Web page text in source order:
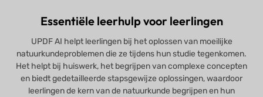
Essentiële leerhulp voor leerlingen
UPDF AI helpt leerlingen bij het oplossen van moeilijke
natuurkundeproblemen die ze tijdens hun studie tegenkomen.
Het helpt bij huiswerk, het begrijpen van complexe concepten
en biedt gedetailleerde stapsgewijze oplossingen, waardoor
leerlingen de kern van de natuurkunde begrijpen en hun